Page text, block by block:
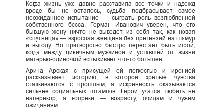
Когда жизнь уже давно расставила все точки и надежд
вроде бы не осталось, судьба подбрасывает самое
неожиданное испытание — сыграть роль возлюбленной
собственного босса. Герман Иванович уверен, что его
бывшую жену ничто не выведет из себя так, как новая
«спутница» — взрослая женщина без претензий на гламур
и выгоду. Но притворство быстро перестает быть игрой,
когда между циничным мужчиной и уставшей от жизни
матерью-одиночкой вспыхивает что-то большее.
Арина Арская с присущей ей легкостью и иронией
рассказывает историю, в которой зрелые чувства
сталкиваются с прошлым, а искренность оказывается
сильнее социальных штампов. Герои учатся любить не
наперекор, а вопреки — возрасту, обидам и чужим
ожиданиям.